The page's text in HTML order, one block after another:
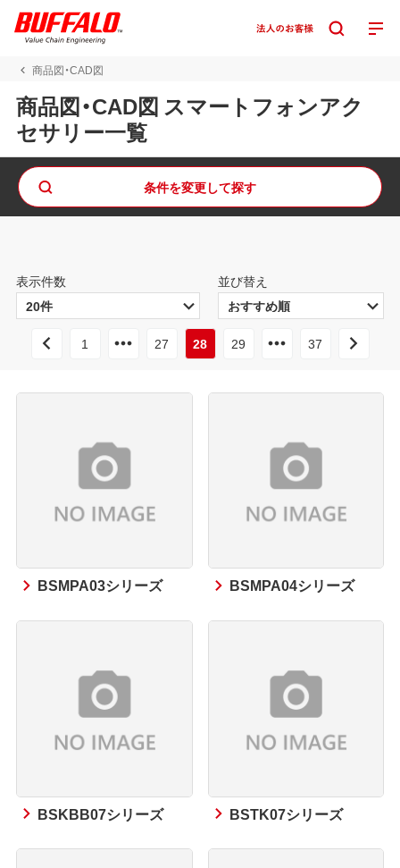
商品図・CAD図
商品図・CAD図 スマートフォンアク
セサリー一覧
条件を変更して探す
表示件数 並び替え
1 27 28 29 37
BSMPA03シリーズ BSMPA04シリーズ
BSKBB07シリーズ BSTK07シリーズ